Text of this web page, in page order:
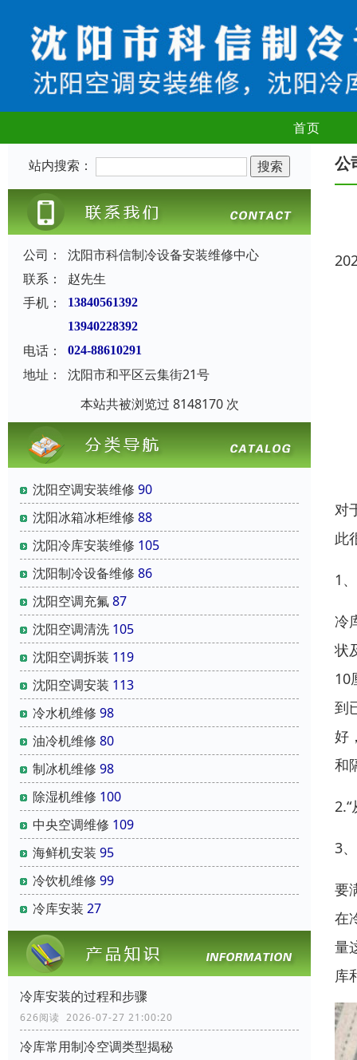
首页
站内搜索：
公司：
沈阳市科信制冷设备安装维修中心
联系：
赵先生
手机：
13840561392
13940228392
电话： 024-88610291
地址：
沈阳市和平区云集街21号
本站共被浏览过 8148170 次
沈阳空调安装维修 90
沈阳冰箱冰柜维修 88
沈阳冷库安装维修 105
沈阳制冷设备维修 86
沈阳空调充氟87
沈阳空调清洗 105
沈阳空调拆装 119
沈阳空调安装 113
冷水机维修 98
油冷机维修 80
制冰机维修 98
除湿机维修 100
中央空调维修 109
海鲜机安装 95
冷饮机维修 99
冷库安装 27
冷库安装的过程和步骤
626阅读 2026-07-27 21:00:20
冷库常用制冷空调类型揭秘
公
对
此
1
冷
状
10
到
好
和
3
要
在
量
库